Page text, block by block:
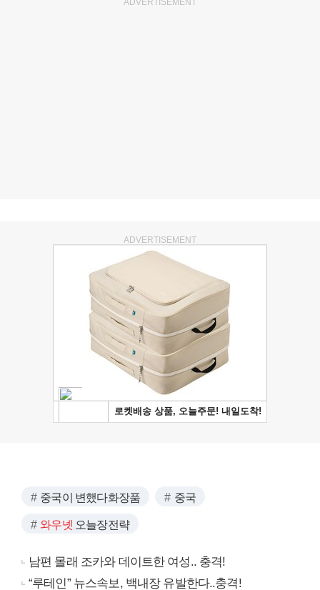
ADVERTISEMENT
ADVERTISEMENT
중국이 변했다화장품 중국
와우넷 오늘장전략
남편 몰래 조카와 데이트한 여성.. 충격!
“루테인” 뉴스속보, 백내장 유발한다..충격!